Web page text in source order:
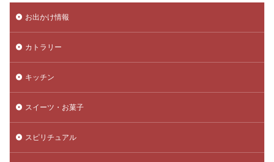
お出かけ情報
カトラリー
キッチン
スイーツ・お菓子
スピリチュアル